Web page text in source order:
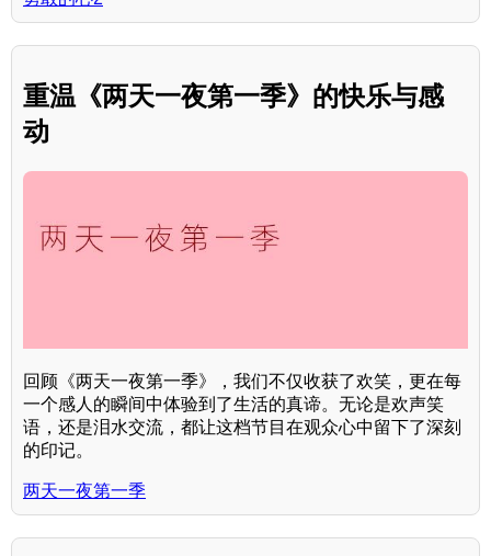
重温《两天一夜第一季》的快乐与感
动
回顾《两天一夜第一季》，我们不仅收获了欢笑，更在每
一个感人的瞬间中体验到了生活的真谛。无论是欢声笑
语，还是泪水交流，都让这档节目在观众心中留下了深刻
的印记。
两天一夜第一季